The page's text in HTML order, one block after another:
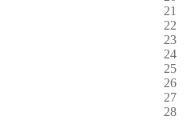
21
22
23
24
25
26
27
28